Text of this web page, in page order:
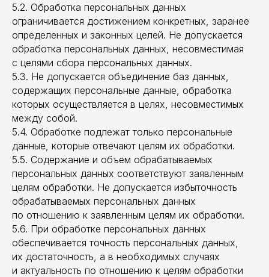
5.2. Обработка персональных данных
ограничивается достижением конкретных, заранее
определенных и законных целей. Не допускается
обработка персональных данных, несовместимая
с целями сбора персональных данных.
5.3. Не допускается объединение баз данных,
содержащих персональные данные, обработка
которых осуществляется в целях, несовместимых
между собой.
5.4. Обработке подлежат только персональные
данные, которые отвечают целям их обработки.
5.5. Содержание и объем обрабатываемых
персональных данных соответствуют заявленным
целям обработки. Не допускается избыточность
обрабатываемых персональных данных
по отношению к заявленным целям их обработки.
5.6. При обработке персональных данных
обеспечивается точность персональных данных,
их достаточность, а в необходимых случаях
и актуальность по отношению к целям обработки